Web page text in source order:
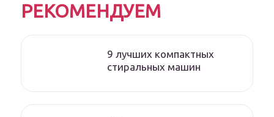
РЕКОМЕНДУЕМ
9 лучших компактных
стиральных машин